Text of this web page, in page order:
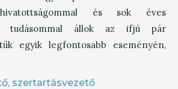
és sok éves
tudásommal állok az ifjú pár
egyik legfontosabb eseményén,
szertartásvezető